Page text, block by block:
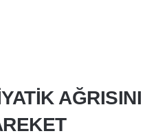
AĞRISINI